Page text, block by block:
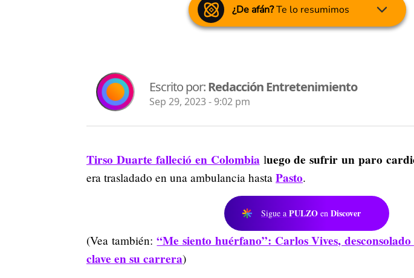
¿De afán?Te lo resumimos
Escrito por:Redacción Entretenimiento
Sep 29, 2023 - 9:02 pm
Tirso Duarte falleció en Colombialuego de sufrir un paro
era trasladado en una ambulancia hasta Pasto.
Sigue a PULZO en Discover
(Vea también:“Me siento huérfano”: Carlos Vives,
clave en su carrera)